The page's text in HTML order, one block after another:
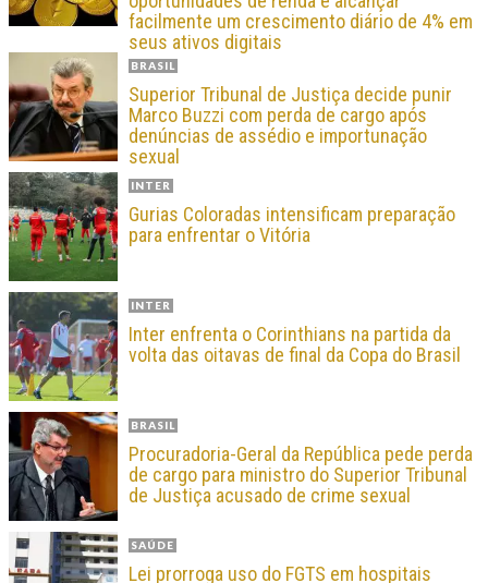
facilmente um crescimento diário de 4% em
seus ativos digitais
BRASIL
Superior Tribunal de Justiça decide punir
Marco Buzzi com perda de cargo após
denúncias de assédio e importunação
sexual
INTER
Gurias Coloradas intensificam preparação
para enfrentar o Vitória
INTER
Inter enfrenta o Corinthians na partida da
volta das oitavas de final da Copa do Brasil
BRASIL
Procuradoria-Geral da República pede perda
de cargo para ministro do Superior Tribunal
de Justiça acusado de crime sexual
SAÚDE
Lei prorroga uso do FGTS em hospitais